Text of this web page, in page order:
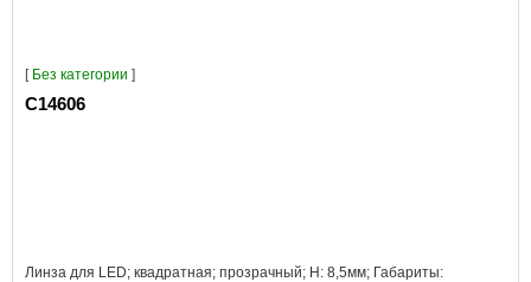
[ Без категории ]
C14606
Линза для LED; квадратная; прозрачный; H: 8,5мм; Габариты: